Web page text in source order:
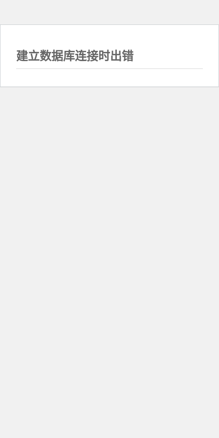
建立数据库连接时出错